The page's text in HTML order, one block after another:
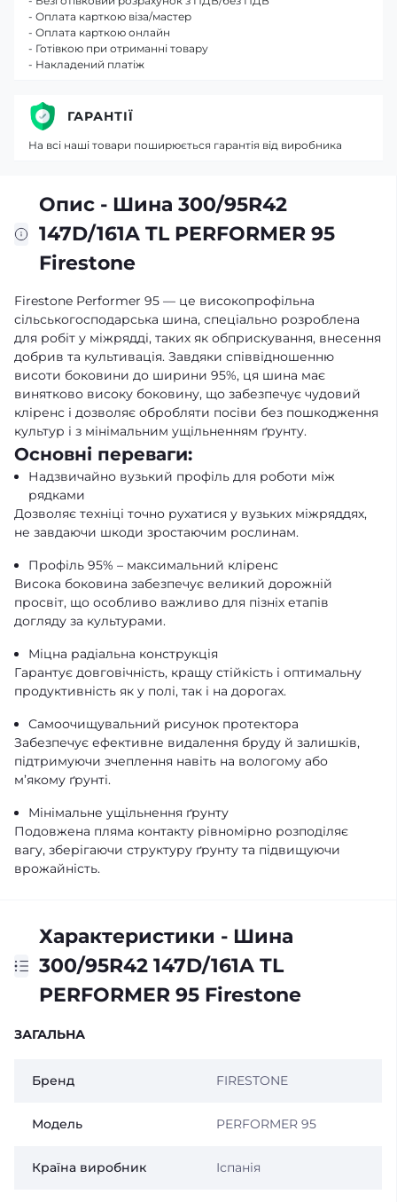
Опис - Шина 300/95R42
147D/161A TL PERFORMER 95
Firestone
Firestone Performer 95 — це високопрофільна
сільськогосподарська шина, спеціально розроблена
для робіт у міжрядді, таких як обприскування, внесення
добрив та культивація. Завдяки співвідношенню
висоти боковини до ширини 95%, ця шина має
винятково високу боковину, що забезпечує чудовий
кліренс і дозволяє обробляти посіви без пошкодження
культур і з мінімальним ущільненням ґрунту.
Основні переваги:
Надзвичайно вузький профіль для роботи між
рядками
Дозволяє техніці точно рухатися у вузьких міжряддях,
не завдаючи шкоди зростаючим рослинам.
Профіль 95% – максимальний кліренс
Висока боковина забезпечує великий дорожній
просвіт, що особливо важливо для пізніх етапів
догляду за культурами.
Міцна радіальна конструкція
Гарантує довговічність, кращу стійкість і оптимальну
продуктивність як у полі, так і на дорогах.
Самоочищувальний рисунок протектора
Забезпечує ефективне видалення бруду й залишків,
підтримуючи зчеплення навіть на вологому або
м’якому ґрунті.
Мінімальне ущільнення ґрунту
Подовжена пляма контакту рівномірно розподіляє
вагу, зберігаючи структуру ґрунту та підвищуючи
врожайність.
Характеристики - Шина
300/95R42 147D/161A TL
PERFORMER 95 Firestone
ЗАГАЛЬНА
Бренд FIRESTONE
Модель PERFORMER 95
Країна виробник Іспанія
- Оплата карткою віза/мастер
- Оплата карткою онлайн
- Готівкою при отриманні товару
- Накладений платіж
ГАРАНТІЇ
На всі наші товари поширюється гарантія від виробника